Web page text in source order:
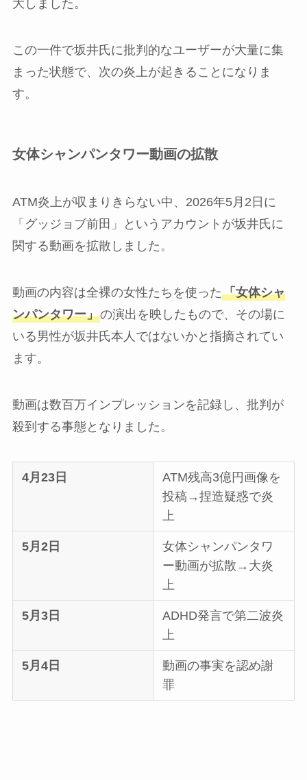
大しました。
この一件で坂井氏に批判的なユーザーが大量に集
まった状態で、次の炎上が起きることになりま
す。
女体シャンパンタワー動画の拡散
ATM炎上が収まりきらない中、2026年5月2日に
「グッジョブ前田」というアカウントが坂井氏に
関する動画を拡散しました。
動画の内容は全裸の女性たちを使った「女体シャ
ンパンタワー」の演出を映したもので、その場に
いる男性が坂井氏本人ではないかと指摘されてい
ます。
動画は数百万インプレッションを記録し、批判が
殺到する事態となりました。
4月23日
ATM残高3億円画像を
投稿→捏造疑惑で炎
上
5月2日
女体シャンパンタワ
ー動画が拡散→大炎
上
5月3日
ADHD発言で第二波炎
上
5月4日
動画の事実を認め謝
罪